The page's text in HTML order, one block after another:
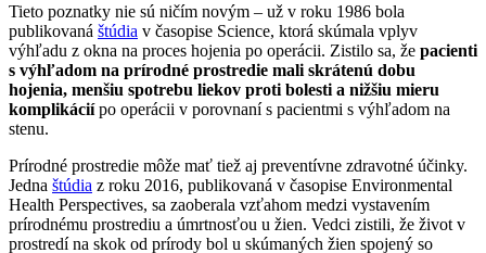
Tieto poznatky nie sú ničím novým – už v roku 1986 bola
publikovaná štúdia v časopise Science, ktorá skúmala vplyv
výhľadu z okna na proces hojenia po operácii. Zistilo sa, že pacienti
s výhľadom na prírodné prostredie mali skrátenú dobu
hojenia, menšiu spotrebu liekov proti bolesti a nižšiu mieru
komplikáciípo operácii v porovnaní s pacientmi s výhľadom na
stenu.
Prírodné prostredie môže mať tiež aj preventívne zdravotné účinky.
Jedna štúdia z roku 2016, publikovaná v časopise Environmental
Health Perspectives, sa zaoberala vzťahom medzi vystavením
prírodnému prostrediu a úmrtnosťou u žien. Vedci zistili, že život v
prostredí na skok od prírody bol u skúmaných žien spojený so